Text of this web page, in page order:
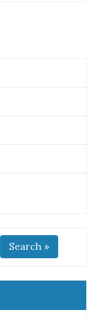
Search »